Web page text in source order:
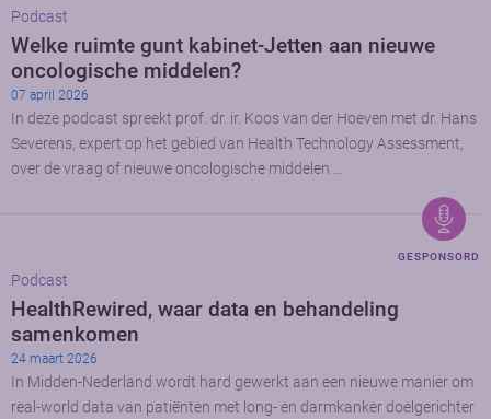
Podcast
Welke ruimte gunt kabinet-Jetten aan nieuwe
oncologische middelen?
07 april 2026
In deze podcast spreekt prof. dr. ir. Koos van der Hoeven met dr. Hans
Severens, expert op het gebied van Health Technology Assessment,
over de vraag of nieuwe oncologische middelen …
GESPONSORD
Podcast
HealthRewired, waar data en behandeling
samenkomen
24 maart 2026
In Midden-Nederland wordt hard gewerkt aan een nieuwe manier om
real-world data van patiënten met long- en darmkanker doelgerichter